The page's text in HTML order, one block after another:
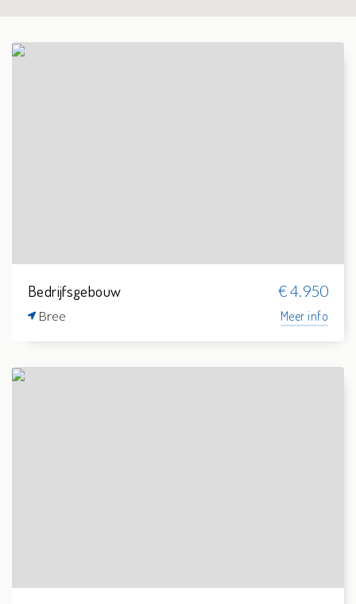
Bedrijfsgebouw € 4.950
Bree Meer info